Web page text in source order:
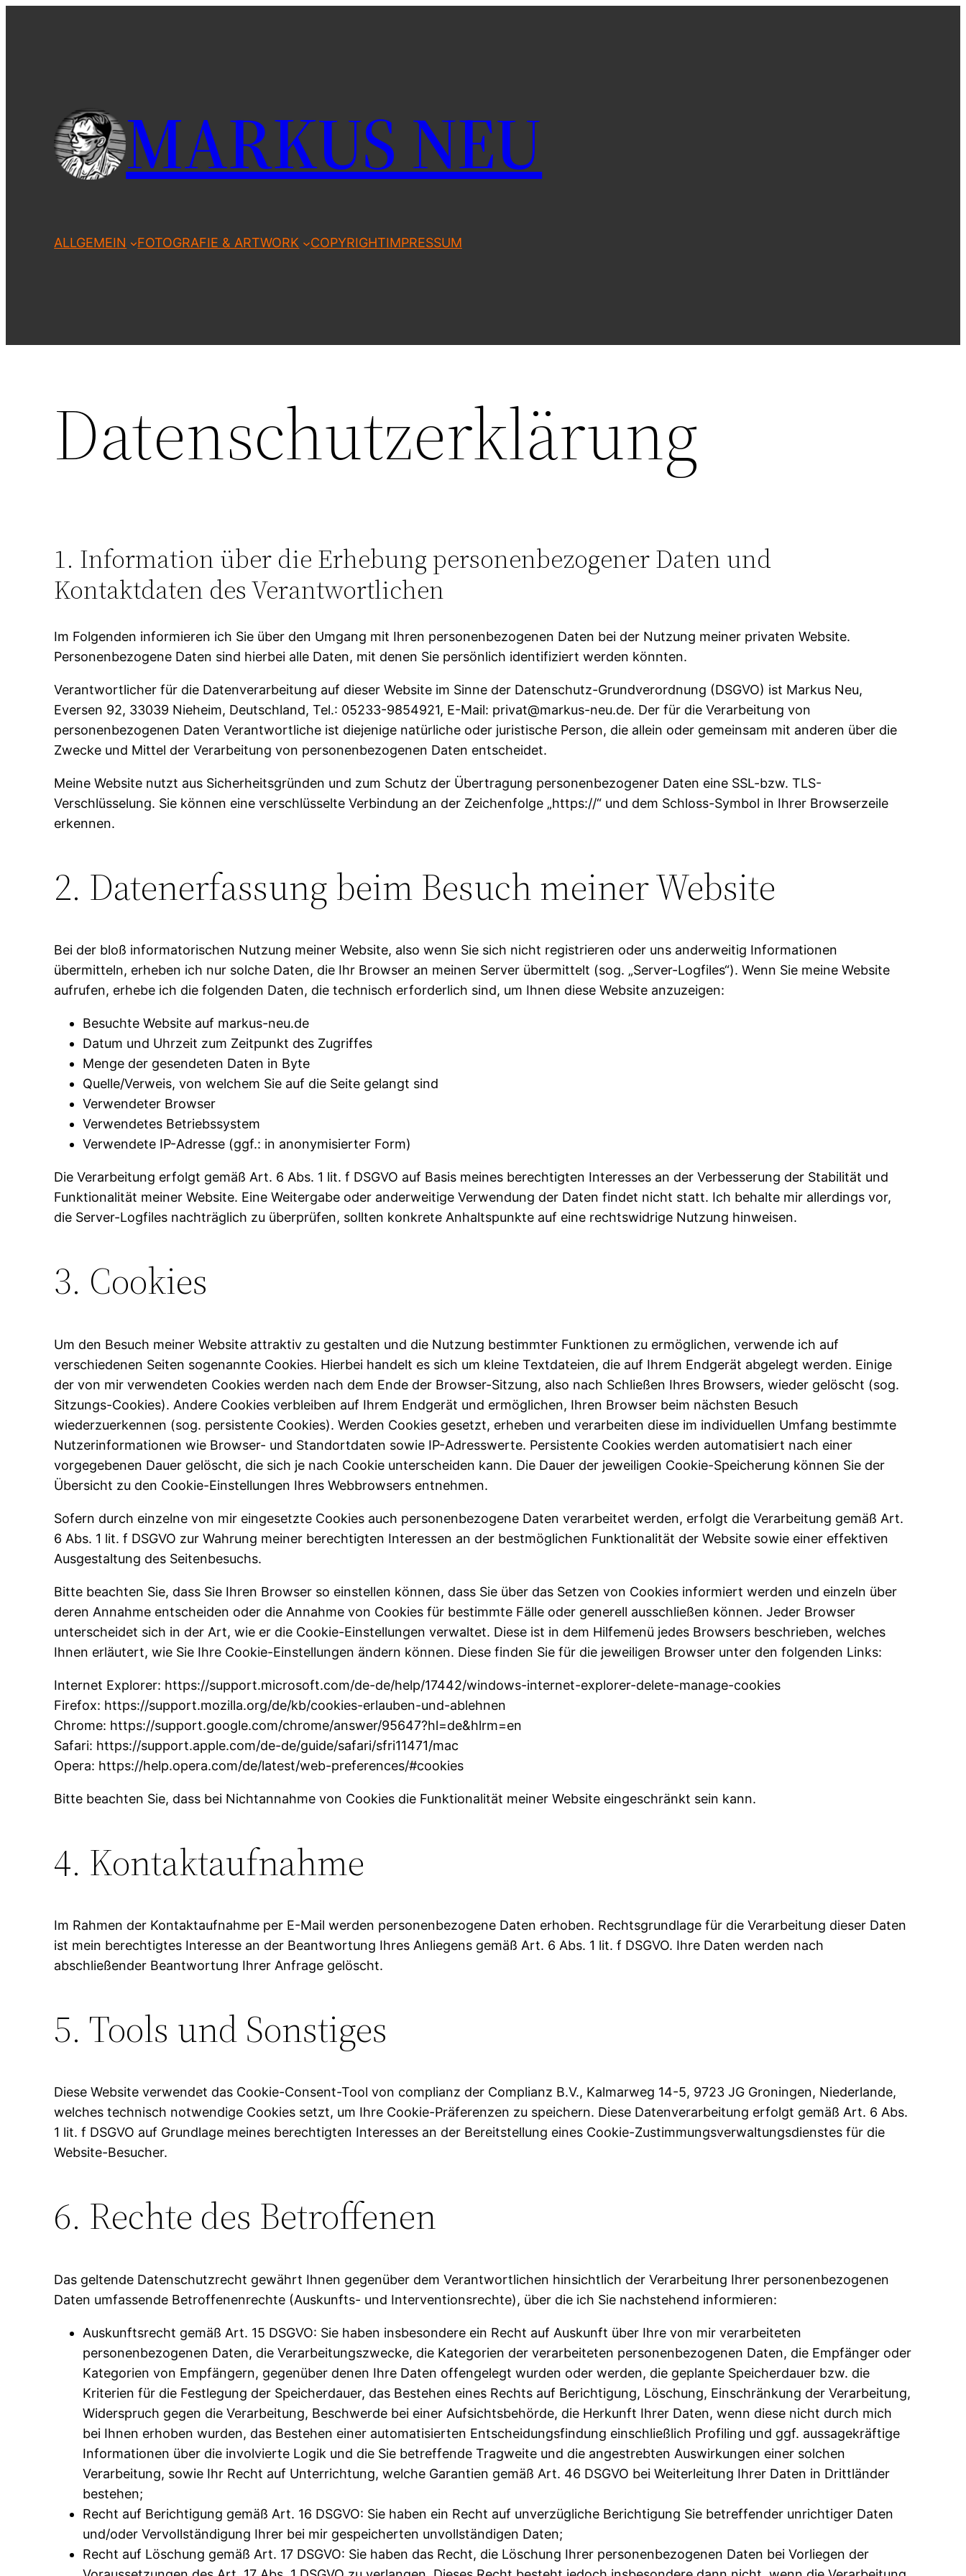
MARKUS NEU
ALLGEMEIN FOTOGRAFIE & ARTWORK COPYRIGHTIMPRESSUM
Datenschutzerklärung
1. Information über die Erhebung personenbezogener Daten und
Kontaktdaten des Verantwortlichen
Im Folgenden informieren ich Sie über den Umgang mit Ihren personenbezogenen Daten bei der Nutzung meiner privaten Website.
Personenbezogene Daten sind hierbei alle Daten, mit denen Sie persönlich identifiziert werden könnten.
Verantwortlicher für die Datenverarbeitung auf dieser Website im Sinne der Datenschutz-Grundverordnung (DSGVO) ist Markus Neu,
Eversen 92, 33039 Nieheim, Deutschland, Tel.: 05233-9854921, E-Mail: privat@markus-neu.de. Der für die Verarbeitung von
personenbezogenen Daten Verantwortliche ist diejenige natürliche oder juristische Person, die allein oder gemeinsam mit anderen über die
Zwecke und Mittel der Verarbeitung von personenbezogenen Daten entscheidet.
Meine Website nutzt aus Sicherheitsgründen und zum Schutz der Übertragung personenbezogener Daten eine SSL-bzw. TLS-
Verschlüsselung. Sie können eine verschlüsselte Verbindung an der Zeichenfolge „https://“ und dem Schloss-Symbol in Ihrer Browserzeile
erkennen.
2. Datenerfassung beim Besuch meiner Website
Bei der bloß informatorischen Nutzung meiner Website, also wenn Sie sich nicht registrieren oder uns anderweitig Informationen
übermitteln, erheben ich nur solche Daten, die Ihr Browser an meinen Server übermittelt (sog. „Server-Logfiles“). Wenn Sie meine Website
aufrufen, erhebe ich die folgenden Daten, die technisch erforderlich sind, um Ihnen diese Website anzuzeigen:
Besuchte Website auf markus-neu.de
Datum und Uhrzeit zum Zeitpunkt des Zugriffes
Menge der gesendeten Daten in Byte
Quelle/Verweis, von welchem Sie auf die Seite gelangt sind
Verwendeter Browser
Verwendetes Betriebssystem
Verwendete IP-Adresse (ggf.: in anonymisierter Form)
Die Verarbeitung erfolgt gemäß Art. 6 Abs. 1 lit. f DSGVO auf Basis meines berechtigten Interesses an der Verbesserung der Stabilität und
Funktionalität meiner Website. Eine Weitergabe oder anderweitige Verwendung der Daten findet nicht statt. Ich behalte mir allerdings vor,
die Server-Logfiles nachträglich zu überprüfen, sollten konkrete Anhaltspunkte auf eine rechtswidrige Nutzung hinweisen.
3. Cookies
Um den Besuch meiner Website attraktiv zu gestalten und die Nutzung bestimmter Funktionen zu ermöglichen, verwende ich auf
verschiedenen Seiten sogenannte Cookies. Hierbei handelt es sich um kleine Textdateien, die auf Ihrem Endgerät abgelegt werden. Einige
der von mir verwendeten Cookies werden nach dem Ende der Browser-Sitzung, also nach Schließen Ihres Browsers, wieder gelöscht (sog.
Sitzungs-Cookies). Andere Cookies verbleiben auf Ihrem Endgerät und ermöglichen, Ihren Browser beim nächsten Besuch
wiederzuerkennen (sog. persistente Cookies). Werden Cookies gesetzt, erheben und verarbeiten diese im individuellen Umfang bestimmte
Nutzerinformationen wie Browser- und Standortdaten sowie IP-Adresswerte. Persistente Cookies werden automatisiert nach einer
vorgegebenen Dauer gelöscht, die sich je nach Cookie unterscheiden kann. Die Dauer der jeweiligen Cookie-Speicherung können Sie der
Übersicht zu den Cookie-Einstellungen Ihres Webbrowsers entnehmen.
Sofern durch einzelne von mir eingesetzte Cookies auch personenbezogene Daten verarbeitet werden, erfolgt die Verarbeitung gemäß Art.
6 Abs. 1 lit. f DSGVO zur Wahrung meiner berechtigten Interessen an der bestmöglichen Funktionalität der Website sowie einer effektiven
Ausgestaltung des Seitenbesuchs.
Bitte beachten Sie, dass Sie Ihren Browser so einstellen können, dass Sie über das Setzen von Cookies informiert werden und einzeln über
deren Annahme entscheiden oder die Annahme von Cookies für bestimmte Fälle oder generell ausschließen können. Jeder Browser
unterscheidet sich in der Art, wie er die Cookie-Einstellungen verwaltet. Diese ist in dem Hilfemenü jedes Browsers beschrieben, welches
Ihnen erläutert, wie Sie Ihre Cookie-Einstellungen ändern können. Diese finden Sie für die jeweiligen Browser unter den folgenden Links:
Internet Explorer: https://support.microsoft.com/de-de/help/17442/windows-internet-explorer-delete-manage-cookies
Firefox: https://support.mozilla.org/de/kb/cookies-erlauben-und-ablehnen
Chrome: https://support.google.com/chrome/answer/95647?hl=de&hlrm=en
Safari: https://support.apple.com/de-de/guide/safari/sfri11471/mac
Opera: https://help.opera.com/de/latest/web-preferences/#cookies
Bitte beachten Sie, dass bei Nichtannahme von Cookies die Funktionalität meiner Website eingeschränkt sein kann.
4. Kontaktaufnahme
Im Rahmen der Kontaktaufnahme per E-Mail werden personenbezogene Daten erhoben. Rechtsgrundlage für die Verarbeitung dieser Daten
ist mein berechtigtes Interesse an der Beantwortung Ihres Anliegens gemäß Art. 6 Abs. 1 lit. f DSGVO. Ihre Daten werden nach
abschließender Beantwortung Ihrer Anfrage gelöscht.
5. Tools und Sonstiges
Diese Website verwendet das Cookie-Consent-Tool von complianz der Complianz B.V., Kalmarweg 14-5, 9723 JG Groningen, Niederlande,
welches technisch notwendige Cookies setzt, um Ihre Cookie-Präferenzen zu speichern. Diese Datenverarbeitung erfolgt gemäß Art. 6 Abs.
1 lit. f DSGVO auf Grundlage meines berechtigten Interesses an der Bereitstellung eines Cookie-Zustimmungsverwaltungsdienstes für die
Website-Besucher.
6. Rechte des Betroffenen
Das geltende Datenschutzrecht gewährt Ihnen gegenüber dem Verantwortlichen hinsichtlich der Verarbeitung Ihrer personenbezogenen
Daten umfassende Betroffenenrechte (Auskunfts- und Interventionsrechte), über die ich Sie nachstehend informieren:
Auskunftsrecht gemäß Art. 15 DSGVO: Sie haben insbesondere ein Recht auf Auskunft über Ihre von mir verarbeiteten
personenbezogenen Daten, die Verarbeitungszwecke, die Kategorien der verarbeiteten personenbezogenen Daten, die Empfänger oder
Kategorien von Empfängern, gegenüber denen Ihre Daten offengelegt wurden oder werden, die geplante Speicherdauer bzw. die
Kriterien für die Festlegung der Speicherdauer, das Bestehen eines Rechts auf Berichtigung, Löschung, Einschränkung der Verarbeitung,
Widerspruch gegen die Verarbeitung, Beschwerde bei einer Aufsichtsbehörde, die Herkunft Ihrer Daten, wenn diese nicht durch mich
bei Ihnen erhoben wurden, das Bestehen einer automatisierten Entscheidungsfindung einschließlich Profiling und ggf. aussagekräftige
Informationen über die involvierte Logik und die Sie betreffende Tragweite und die angestrebten Auswirkungen einer solchen
Verarbeitung, sowie Ihr Recht auf Unterrichtung, welche Garantien gemäß Art. 46 DSGVO bei Weiterleitung Ihrer Daten in Drittländer
bestehen;
Recht auf Berichtigung gemäß Art. 16 DSGVO: Sie haben ein Recht auf unverzügliche Berichtigung Sie betreffender unrichtiger Daten
und/oder Vervollständigung Ihrer bei mir gespeicherten unvollständigen Daten;
Recht auf Löschung gemäß Art. 17 DSGVO: Sie haben das Recht, die Löschung Ihrer personenbezogenen Daten bei Vorliegen der